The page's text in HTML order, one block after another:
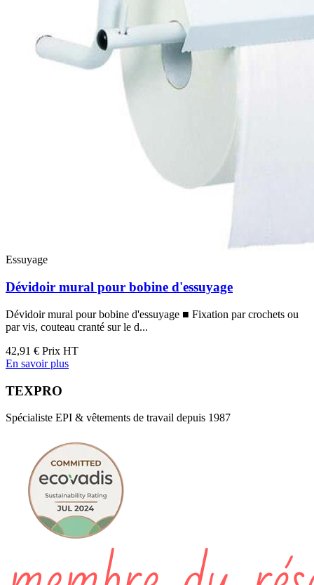
Essuyage
Dévidoir mural pour bobine d'essuyage
Dévidoir mural pour bobine d'essuyage ■ Fixation par crochets ou
par vis, couteau cranté sur le d...
42,91 € Prix HT
En savoir plus
TEXPRO
Spécialiste EPI & vêtements de travail depuis 1987